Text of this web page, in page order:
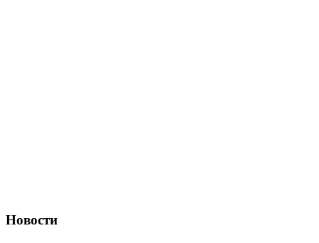
Новости